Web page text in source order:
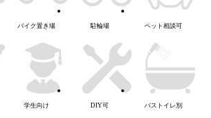
バイク置き場 駐輪場 ペット相談可
学生向け DIY可 バストイレ別